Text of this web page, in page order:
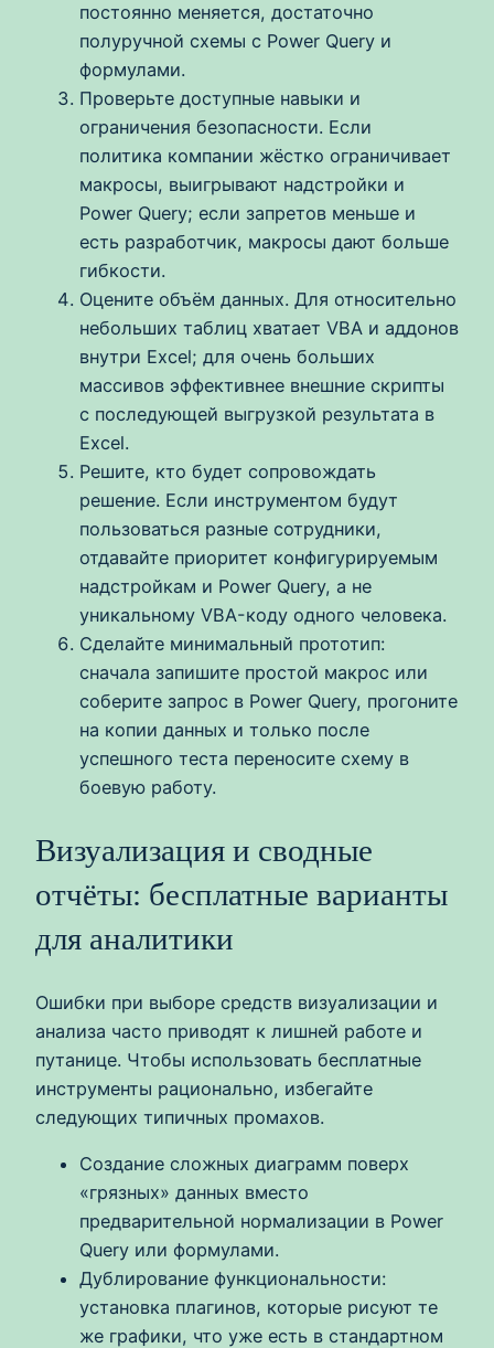
постоянно меняется, достаточно
полуручной схемы с Power Query и
формулами.
Проверьте доступные навыки и
ограничения безопасности. Если
политика компании жёстко ограничивает
макросы, выигрывают надстройки и
Power Query; если запретов меньше и
есть разработчик, макросы дают больше
гибкости.
Оцените объём данных. Для относительно
небольших таблиц хватает VBA и аддонов
внутри Excel; для очень больших
массивов эффективнее внешние скрипты
с последующей выгрузкой результата в
Excel.
Решите, кто будет сопровождать
решение. Если инструментом будут
пользоваться разные сотрудники,
отдавайте приоритет конфигурируемым
надстройкам и Power Query, а не
уникальному VBA-коду одного человека.
Сделайте минимальный прототип:
сначала запишите простой макрос или
соберите запрос в Power Query, прогоните
на копии данных и только после
успешного теста переносите схему в
боевую работу.
Визуализация и сводные
отчёты: бесплатные варианты
для аналитики
Ошибки при выборе средств визуализации и
анализа часто приводят к лишней работе и
путанице. Чтобы использовать бесплатные
инструменты рационально, избегайте
следующих типичных промахов.
Создание сложных диаграмм поверх
«грязных» данных вместо
предварительной нормализации в Power
Query или формулами.
Дублирование функциональности:
установка плагинов, которые рисуют те
же графики, что уже есть в стандартном